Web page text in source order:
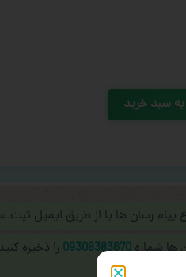
سبد خرید
پیام رسان ها یا از طریق ایمیل ثبت
ها شماره09308383670 را ذخیره